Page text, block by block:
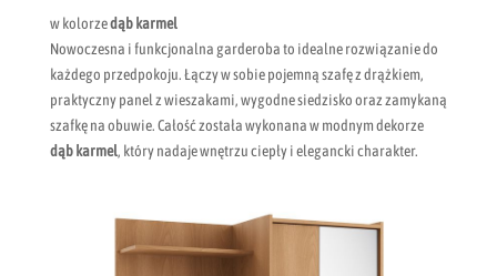
w kolorzedąb karmel
Nowoczesna i funkcjonalna garderoba to idealne rozwiązanie do
każdego przedpokoju. Łączy w sobie pojemną szafę z drążkiem,
praktyczny panel z wieszakami, wygodne siedzisko oraz zamykaną
szafkę na obuwie. Całość została wykonana w modnym dekorze
dąb karmel, który nadaje wnętrzu ciepły i elegancki charakter.